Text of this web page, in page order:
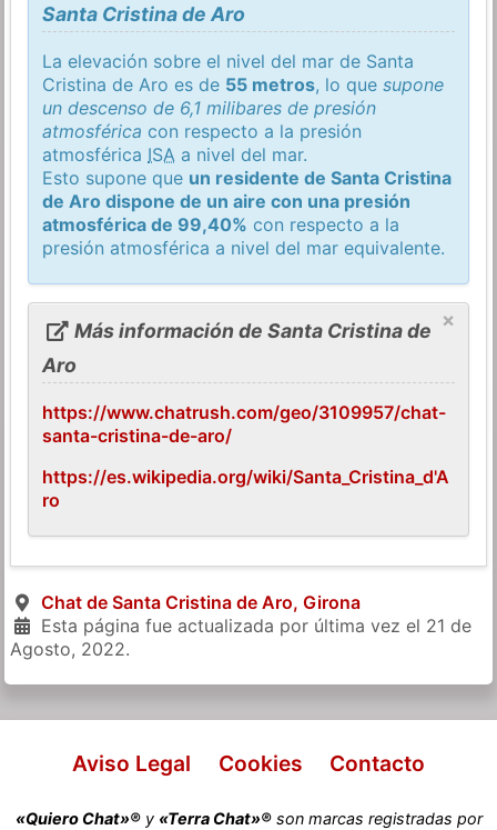
Santa Cristina de Aro
La elevación sobre el nivel del mar de Santa
Cristina de Aro es de 55 metros, lo quesupone
un descenso de 6,1 milibares de presión
atmosférica con respecto a la presión
atmosférica ISA a nivel del mar.
Esto supone que un residente de Santa Cristina
de Aro dispone de un aire con una presión
atmosférica de 99,40% con respecto a la
presión atmosférica a nivel del mar equivalente.
×
Más información de Santa Cristina de
Aro
https://www.chatrush.com/geo/3109957/chat-
santa-cristina-de-aro/
https://es.wikipedia.org/wiki/Santa_Cristina_d'A
ro
Chat de Santa Cristina de Aro, Girona
Esta página fue actualizada por última vez el 21 de
Agosto, 2022.
Aviso Legal Cookies Contacto
«Quiero Chat»®y «Terra Chat»®son marcas registradas por